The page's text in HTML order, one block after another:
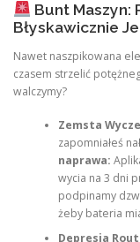
Bunt Maszyn:
Błyskawicznie
Nawet naszpikowana
czasem strzelić
walczymy?
Zemsta
zapomniałeś
naprawa:
wycia na 3 dni
podpinamy
żeby bateria
Depresja